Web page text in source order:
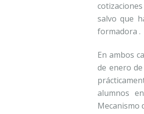
salvo que
formadora .
En ambos
de enero
alumnos
Mecanismo